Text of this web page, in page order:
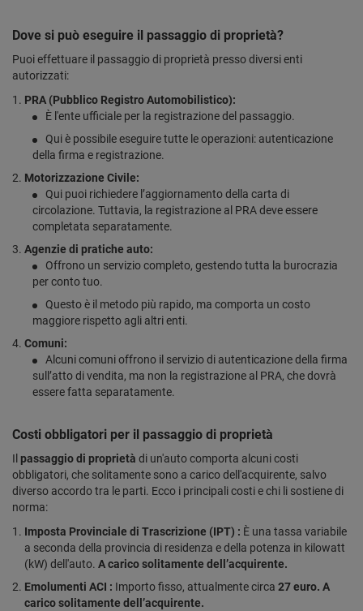
Dove si può eseguire il passaggio di proprietà?
Puoi effettuare il passaggio di proprietà presso diversi enti
autorizzati:
PRA (Pubblico Registro Automobilistico):
È l'ente ufficiale per la registrazione del passaggio.
Qui è possibile eseguire tutte le operazioni: autenticazione
della firma e registrazione.
Motorizzazione Civile:
Qui puoi richiedere l’aggiornamento della carta di
circolazione. Tuttavia, la registrazione al PRA deve essere
completata separatamente.
Agenzie di pratiche auto:
Offrono un servizio completo, gestendo tutta la burocrazia
per conto tuo.
Questo è il metodo più rapido, ma comporta un costo
maggiore rispetto agli altri enti.
Comuni:
Alcuni comuni offrono il servizio di autenticazione della firma
sull’atto di vendita, ma non la registrazione al PRA, che dovrà
essere fatta separatamente.
Costi obbligatori per il passaggio di proprietà
Il passaggio di proprietà di un'auto comporta alcuni costi
obbligatori, che solitamente sono a carico dell'acquirente, salvo
diverso accordo tra le parti. Ecco i principali costi e chi li sostiene di
norma:
Imposta Provinciale di Trascrizione (IPT) : È una tassa variabile
a seconda della provincia di residenza e della potenza in kilowatt
(kW) dell'auto. A carico solitamente dell’acquirente.
Emolumenti ACI : Importo fisso, attualmente circa 27 euro. A
carico solitamente dell’acquirente.